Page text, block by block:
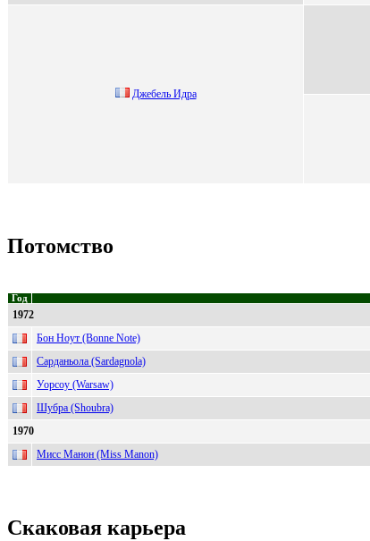
Джебель Идра
Потомство
Год
1972
Бон Ноут (Bonne Note)
Сарданьола (Sardagnola)
Уорсоу (Warsaw)
Шубра (Shoubra)
1970
Мисс Манон (Miss Manon)
Скаковая карьера